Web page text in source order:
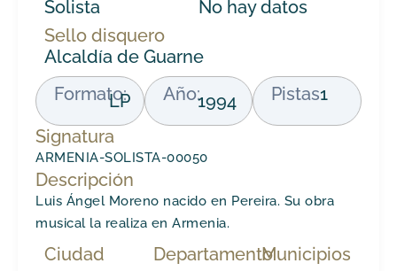
Solista
No hay datos
Sello disquero
Alcaldía de Guarne
Formato:
LP Año:1994 Pistas1
Signatura
ARMENIA-SOLISTA-00050
Descripción
Luis Ángel Moreno nacido en Pereira. Su obra
musical la realiza en Armenia.
Ciudad
DepartamentoMunicipios